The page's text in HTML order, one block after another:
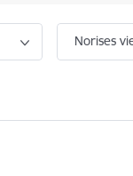
Norises